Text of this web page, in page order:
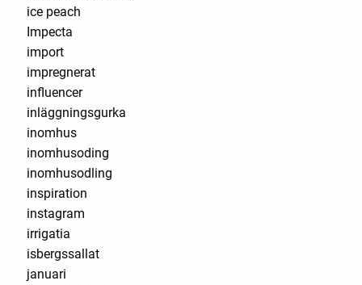
ice peach
Impecta
import
impregnerat
influencer
inläggningsgurka
inomhus
inomhusoding
inomhusodling
inspiration
instagram
irrigatia
isbergssallat
januari